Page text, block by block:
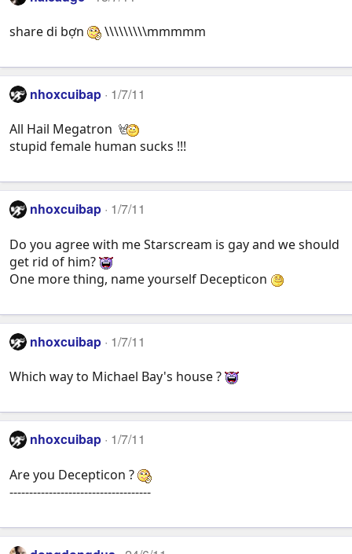
share di bợn \\\\\\\\\mmmmm
nhoxcuibap 1/7/11
All Hail Megatron
stupid female human sucks !!!
nhoxcuibap 1/7/11
Do you agree with me Starscream is gay and we should
get rid of him?
One more thing, name yourself Decepticon
nhoxcuibap 1/7/11
Which way to Michael Bay's house ?
nhoxcuibap 1/7/11
Are you Decepticon ?
------------------------------------